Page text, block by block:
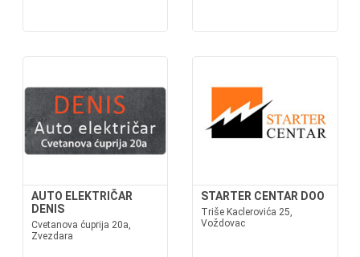
AUTO ELEKTRIČAR
DENIS
Cvetanova ćuprija 20a,
Zvezdara
STARTER CENTAR DOO
Triše Kaclerovića 25,
Voždovac